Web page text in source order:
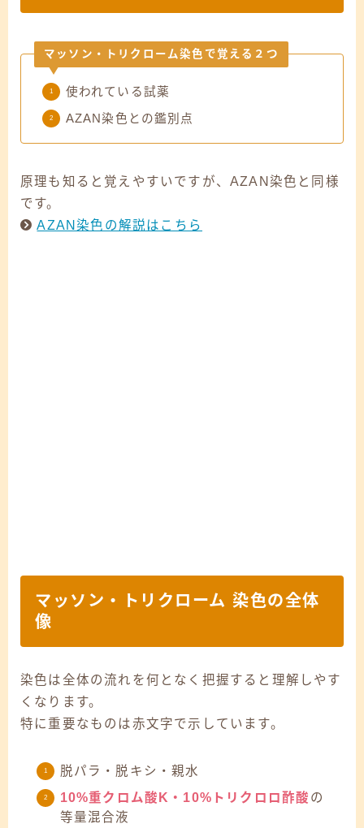
マッソン・トリクローム染色で覚える２つ
使われている試薬
AZAN染色との鑑別点
原理も知ると覚えやすいですが、AZAN染色と同様
です。
AZAN染色の解説はこちら
マッソン・トリクローム 染色の全体
像
染色は全体の流れを何となく把握すると理解しやす
くなります。
特に重要なものは赤文字で示しています。
脱パラ・脱キシ・親水
10%重クロム酸K・10%トリクロロ酢酸 の
等量混合液